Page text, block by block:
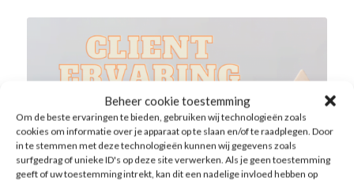
Beheer cookie toestemming
Om de beste ervaringen te bieden, gebruiken wij technologieën zoals
cookies om informatie over je apparaat op te slaan en/of te raadplegen. Door
in te stemmen met deze technologieën kunnen wij gegevens zoals
surfgedrag of unieke ID's op deze site verwerken. Als je geen toestemming
geeft of uw toestemming intrekt, kan dit een nadelige invloed hebben op